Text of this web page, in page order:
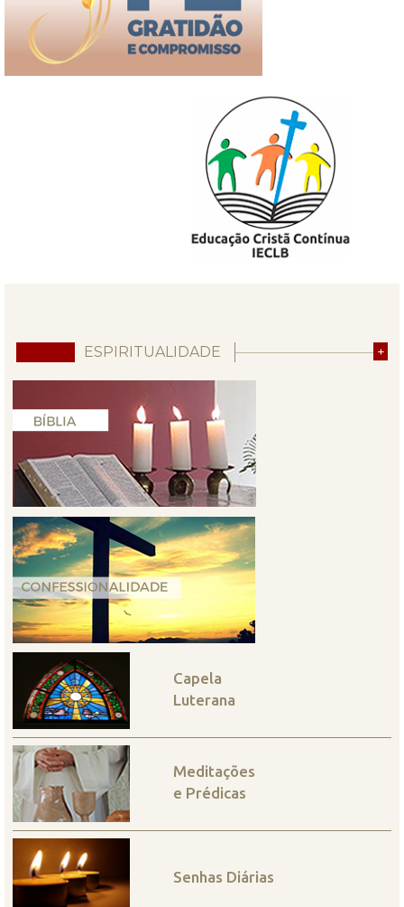
ESPIRITUALIDADE +
Capela
Luterana
Meditações
e Prédicas
Senhas Diárias